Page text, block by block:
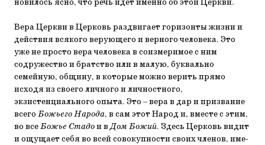
новилось ясно, что речь идет именно об этой Церкви.
Вера Церкви в Церковь раздвигает горизонты жизни и
действия всякого верующего и верного человека. Это
уже не просто вера человека в соизмеримое с ним
содружество и братство или в малую, буквально
семейную, общину, в кото­рые можно верить прямо
исходя из своего личного и лично­стного,
экзистенциального опыта. Это – вера в дар и при­звание
всего Божьего Народа, в сам этот Народ и, вместе с этим,
во всеБожье Стадои вДом Божий. Здесь Церковь ви­дит
и ощущает себя во всей совокупности своих членов, име­